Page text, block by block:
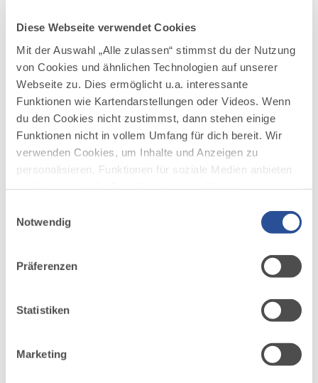
Diese Webseite verwendet Cookies
Mit der Auswahl „Alle zulassen“ stimmst du der Nutzung
von Cookies und ähnlichen Technologien auf unserer
Webseite zu. Dies ermöglicht u.a. interessante
Funktionen wie Kartendarstellungen oder Videos. Wenn
du den Cookies nicht zustimmst, dann stehen einige
Funktionen nicht in vollem Umfang für dich bereit. Wir
verwenden Cookies, um Inhalte und Anzeigen zu
personalisieren, Funktionen für soziale Medien anbieten
deiner Verwendung unserer Website an unsere Partner
möglicherweise mit weiteren Daten zusammen, die du
Nutzung der Dienste gesammelt haben.
Notwendig
Präferenzen
Statistiken
Marketing
Öffnungszeiten